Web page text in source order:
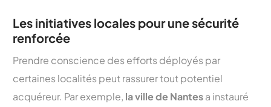
Les initiatives locales pour une sécurité
renforcée
Prendre conscience des efforts déployés par
certaines localités peut rassurer tout potentiel
acquéreur. Par exemple, la ville de Nantesa instauré